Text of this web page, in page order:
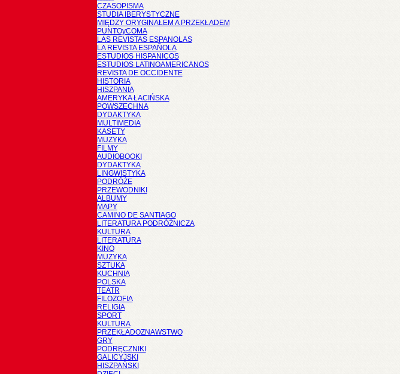
CZASOPISMA
STUDIA IBERYSTYCZNE
MIĘDZY ORYGINAŁEM A PRZEKŁADEM
PUNTOyCOMA
LAS REVISTAS ESPANOLAS
LA REVISTA ESPAÑOLA
ESTUDIOS HISPANICOS
ESTUDIOS LATINOAMERICANOS
REVISTA DE OCCIDENTE
HISTORIA
HISZPANIA
AMERYKA ŁACIŃSKA
POWSZECHNA
DYDAKTYKA
MULTIMEDIA
KASETY
MUZYKA
FILMY
AUDIOBOOKI
DYDAKTYKA
LINGWISTYKA
PODRÓŻE
PRZEWODNIKI
ALBUMY
MAPY
CAMINO DE SANTIAGO
LITERATURA PODRÓŻNICZA
KULTURA
LITERATURA
KINO
MUZYKA
SZTUKA
KUCHNIA
POLSKA
TEATR
FILOZOFIA
RELIGIA
SPORT
KULTURA
PRZEKŁADOZNAWSTWO
GRY
PODRĘCZNIKI
GALICYJSKI
HISZPAŃSKI